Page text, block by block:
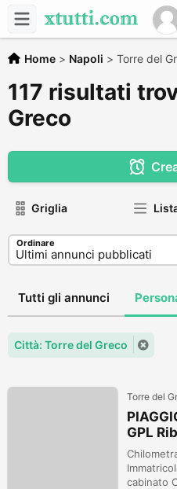
Home > Napoli > Torre del
117 risultati
Greco
Griglia
Ordinare
Tutti gli annunci
Città: Torre del Greco
Torre del
GPL
cabinato